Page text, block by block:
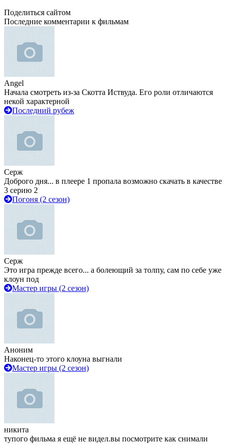
Поделиться сайтом
Последние комментарии к фильмам
Angel
Начала смотреть из-за Скотта Иствуда. Его роли отличаются
некой характерной
Последний рубеж
Серж
Доброго дня... в плеере 1 пропала возможно скачать в качестве
3 серию 2
Погоня (2 сезон)
Серж
Это игра прежде всего... а болеющий за толпу, сам по себе уже
клоун под
Мастер игры (2 сезон)
Аноним
Наконец-то этого клоуна выгнали
Мастер игры (2 сезон)
никита
тупого фильма я ещё не видел.вы посмотрите как снимали